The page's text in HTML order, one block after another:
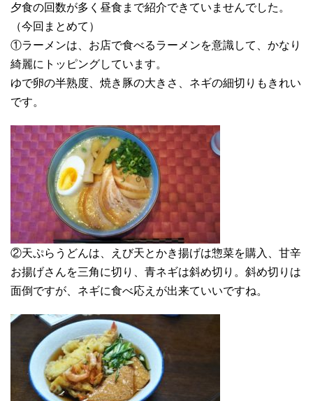
夕食の回数が多く昼食まで紹介できていませんでした。
（今回まとめて）
①ラーメンは、お店で食べるラーメンを意識して、かなり
綺麗にトッピングしています。
ゆで卵の半熟度、焼き豚の大きさ、ネギの細切りもきれい
です。
②天ぷらうどんは、えび天とかき揚げは惣菜を購入、甘辛
お揚げさんを三角に切り、青ネギは斜め切り。斜め切りは
面倒ですが、ネギに食べ応えが出来ていいですね。